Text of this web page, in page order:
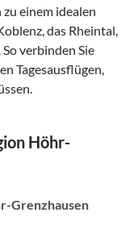
einem idealen
das Rheintal,
verbinden Sie
Tagesausflügen,
Höhr-
Grenzhausen